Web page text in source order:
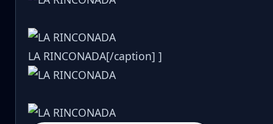
LA RINCONADA[/caption] ]